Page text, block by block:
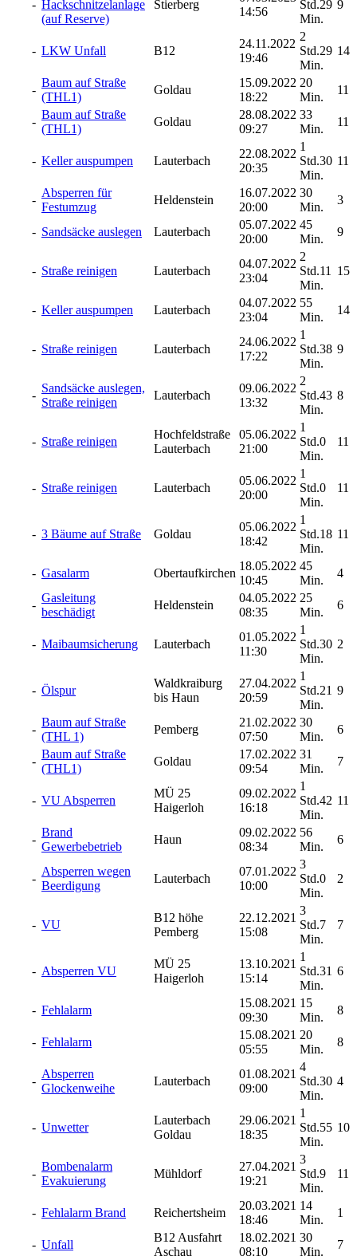
- Hackschnitzelanlage
(auf Reserve)
Stierberg
14:56
Std.29
Min.
9
- LKW Unfall B12
24.11.2022
19:46
2
Std.29
Min.
14
-
Baum auf Straße
(THL1)
Goldau
15.09.2022
18:22
20
Min.
11
-
Baum auf Straße
(THL1)
Goldau
28.08.2022
09:27
33
Min.
11
- Keller auspumpen Lauterbach
22.08.2022
20:35
1
Std.30
Min.
11
-
Absperren für
Festumzug
Heldenstein
16.07.2022
20:00
30
Min.
3
- Sandsäcke auslegen Lauterbach
05.07.2022
20:00
45
Min.
9
- Straße reinigen Lauterbach
04.07.2022
23:04
2
Std.11
Min.
15
- Keller auspumpen Lauterbach
04.07.2022
23:04
55
Min.
14
- Straße reinigen Lauterbach
24.06.2022
17:22
1
Std.38
Min.
9
-
Sandsäcke auslegen,
Straße reinigen
Lauterbach
09.06.2022
13:32
2
Std.43
Min.
8
- Straße reinigen
Hochfeldstraße
Lauterbach
05.06.2022
21:00
1
Std.0
Min.
11
- Straße reinigen Lauterbach
05.06.2022
20:00
1
Std.0
Min.
11
- 3 Bäume auf Straße Goldau
05.06.2022
18:42
1
Std.18
Min.
11
- Gasalarm Obertaufkirchen
18.05.2022
10:45
45
Min.
4
-
Gasleitung
beschädigt
Heldenstein
04.05.2022
08:35
25
Min.
6
- Maibaumsicherung Lauterbach
01.05.2022
11:30
1
Std.30
Min.
2
- Ölspur
Waldkraiburg
bis Haun
27.04.2022
20:59
1
Std.21
Min.
9
-
Baum auf Straße
(THL 1)
Pemberg
21.02.2022
07:50
30
Min.
6
-
Baum auf Straße
(THL1)
Goldau
17.02.2022
09:54
31
Min.
7
- VU Absperren
MÜ 25
Haigerloh
09.02.2022
16:18
1
Std.42
Min.
11
-
Brand
Gewerbebetrieb
Haun
09.02.2022
08:34
56
Min.
6
-
Absperren wegen
Beerdigung
Lauterbach
07.01.2022
10:00
3
Std.0
Min.
2
- VU
B12 höhe
Pemberg
22.12.2021
15:08
3
Std.7
Min.
7
- Absperren VU
MÜ 25
Haigerloh
13.10.2021
15:14
1
Std.31
Min.
6
- Fehlalarm
15.08.2021
09:30
15
Min.
8
- Fehlalarm
15.08.2021
05:55
20
Min.
8
-
Absperren
Glockenweihe
Lauterbach
01.08.2021
09:00
4
Std.30
Min.
4
- Unwetter
Lauterbach
Goldau
29.06.2021
18:35
1
Std.55
Min.
10
-
Bombenalarm
Evakuierung
Mühldorf
27.04.2021
19:21
3
Std.9
Min.
11
- Fehlalarm Brand Reichertsheim
20.03.2021
18:46
14
Min.
1
- Unfall
B12 Ausfahrt
Aschau
18.02.2021
08:10
30
Min.
7